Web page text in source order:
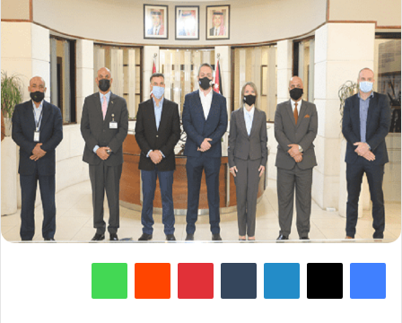
فيسبوك لينكدإن بينتيريست